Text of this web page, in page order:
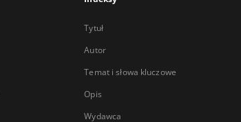
Tytuł
Autor
Temat i słowa kluczowe
Opis
Wydawca